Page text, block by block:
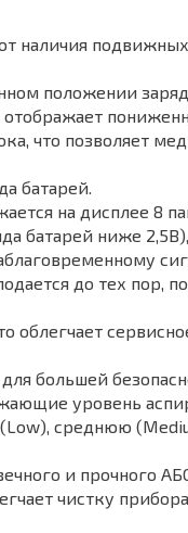
наличия
положении заряд
отображает
что позволяет
батарей.
на дисплее 8
батарей ниже
до тех пор,
облегчает
большей
уровень
среднюю
и прочного
чистку